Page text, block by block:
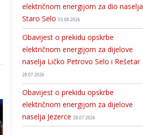
električnom energijom za dio naselja
Staro Selo 03.08.2026
Obavijest o prekidu opskrbe
električnom energijom za dijelove
naselja Ličko Petrovo Selo i Rešetar
28.07.2026
Obavijest o prekidu opskrbe
električnom energijom za dijelove
naselja Jezerce 28.07.2026